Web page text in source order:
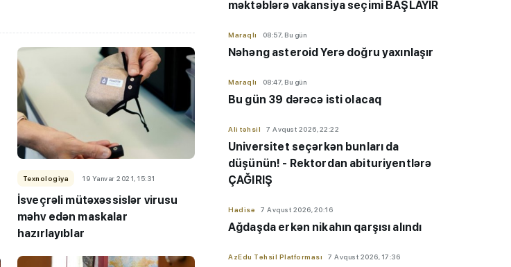
Texnologiya 19 Yanvar 2021, 15:31
İsveçrəli mütəxəssislər virusu
məhv edən maskalar
hazırlayıblar
məktəblərə vakansiya seçimi BAŞLAYIR
Maraqlı 08:57, Bu gün
Nəhəng asteroid Yerə doğru yaxınlaşır
Maraqlı 08:47, Bu gün
Bu gün 39 dərəcə isti olacaq
Ali təhsil 7 Avqust 2026, 22:22
Universitet seçərkən bunları da
düşünün! - Rektordan abituriyentlərə
ÇAĞIRIŞ
Hadisə 7 Avqust 2026, 20:16
Ağdaşda erkən nikahın qarşısı alındı
AzEdu Təhsil Platforması 7 Avqust 2026, 17:36